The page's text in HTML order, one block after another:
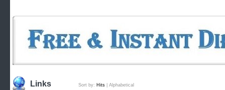
Links Sort by: Hits Alphabetical